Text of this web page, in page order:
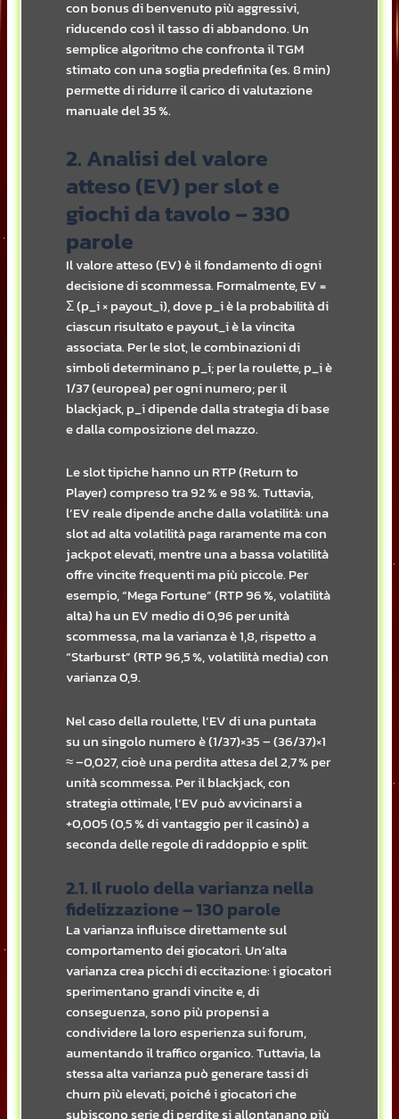
con bonus di benvenuto più aggressivi,
riducendo così il tasso di abbandono. Un
semplice algoritmo che confronta il TGM
stimato con una soglia predefinita (es. 8 min)
permette di ridurre il carico di valutazione
manuale del 35 %.
2. Analisi del valore
atteso (EV) per slot e
giochi da tavolo – 330
parole
Il valore atteso (EV) è il fondamento di ogni
decisione di scommessa. Formalmente, EV =
Σ (p_i × payout_i), dove p_i è la probabilità di
ciascun risultato e payout_i è la vincita
associata. Per le slot, le combinazioni di
simboli determinano p_i; per la roulette, p_i è
1/37 (europea) per ogni numero; per il
blackjack, p_i dipende dalla strategia di base
e dalla composizione del mazzo.
Le slot tipiche hanno un RTP (Return to
Player) compreso tra 92 % e 98 %. Tuttavia,
l’EV reale dipende anche dalla volatilità: una
slot ad alta volatilità paga raramente ma con
jackpot elevati, mentre una a bassa volatilità
offre vincite frequenti ma più piccole. Per
esempio, “Mega Fortune” (RTP 96 %, volatilità
alta) ha un EV medio di 0,96 per unità
scommessa, ma la varianza è 1,8, rispetto a
“Starburst” (RTP 96,5 %, volatilità media) con
varianza 0,9.
Nel caso della roulette, l’EV di una puntata
su un singolo numero è (1/37)×35 – (36/37)×1
≈ –0,027, cioè una perdita attesa del 2,7 % per
unità scommessa. Per il blackjack, con
strategia ottimale, l’EV può avvicinarsi a
+0,005 (0,5 % di vantaggio per il casinò) a
seconda delle regole di raddoppio e split.
2.1. Il ruolo della varianza nella
fidelizzazione – 130 parole
La varianza influisce direttamente sul
comportamento dei giocatori. Un’alta
varianza crea picchi di eccitazione: i giocatori
sperimentano grandi vincite e, di
conseguenza, sono più propensi a
condividere la loro esperienza sui forum,
aumentando il traffico organico. Tuttavia, la
stessa alta varianza può generare tassi di
churn più elevati, poiché i giocatori che
subiscono serie di perdite si allontanano più